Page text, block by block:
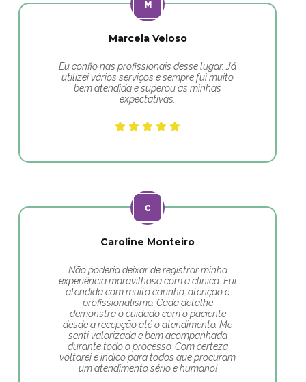
Marcela Veloso
Eu confio nas profissionais desse lugar. Já
utilizei vários serviços e sempre fui muito
bem atendida e superou as minhas
expectativas.
Caroline Monteiro
Não poderia deixar de registrar minha
experiência maravilhosa com a clínica. Fui
atendida com muito carinho, atenção e
profissionalismo. Cada detalhe
demonstra o cuidado com o paciente
desde a recepção até o atendimento. Me
senti valorizada e bem acompanhada
durante todo o processo. Com certeza
voltarei e indico para todos que procuram
um atendimento sério e humano!